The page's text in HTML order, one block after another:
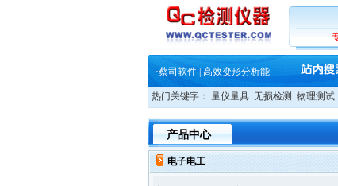
铸就AI服务器质量动脉 – 高
ZEISS BOSELLO ADR 让内部缺
蔡司和亿纬锂能达成战略合作
·蔡司软件 | 高效变形分析能
· 铸就AI服务器质量动脉 – 高
·铸就AI服务器质量动脉 – 高
·ZEISS BOSELLO ADR 让内部缺
·蔡司和亿纬锂能达成战略合作
大牌云集 买家升级 ——26
热门关键字： 量仪量具 无损检测 物理测试
产品中心
电子电工